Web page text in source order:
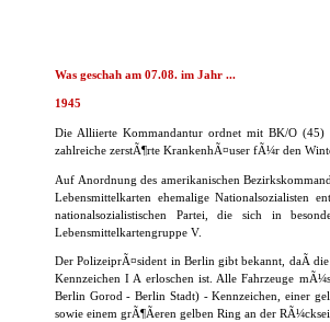
Was geschah am 07.08. im Jahr ...
1945
Die Alliierte Kommandantur ordnet mit BK/O (45)
zahlreiche zerstÃ¶rte KrankenhÃ¤user fÃ¼r den
Auf Anordnung des amerikanischen
Lebensmittelkarten ehemalige Nationalsozialisten
nationalsozialistischen Partei, die sich in
Lebensmittelkartengruppe V.
Der PolizeiprÃ¤sident in Berlin gibt bekannt, daÃ
Kennzeichen I A erloschen ist. Alle Fahrzeuge
Berlin Gorod - Berlin Stadt) - Kennzeichen, einer
sowie einem grÃ¶Ãeren gelben Ring an der